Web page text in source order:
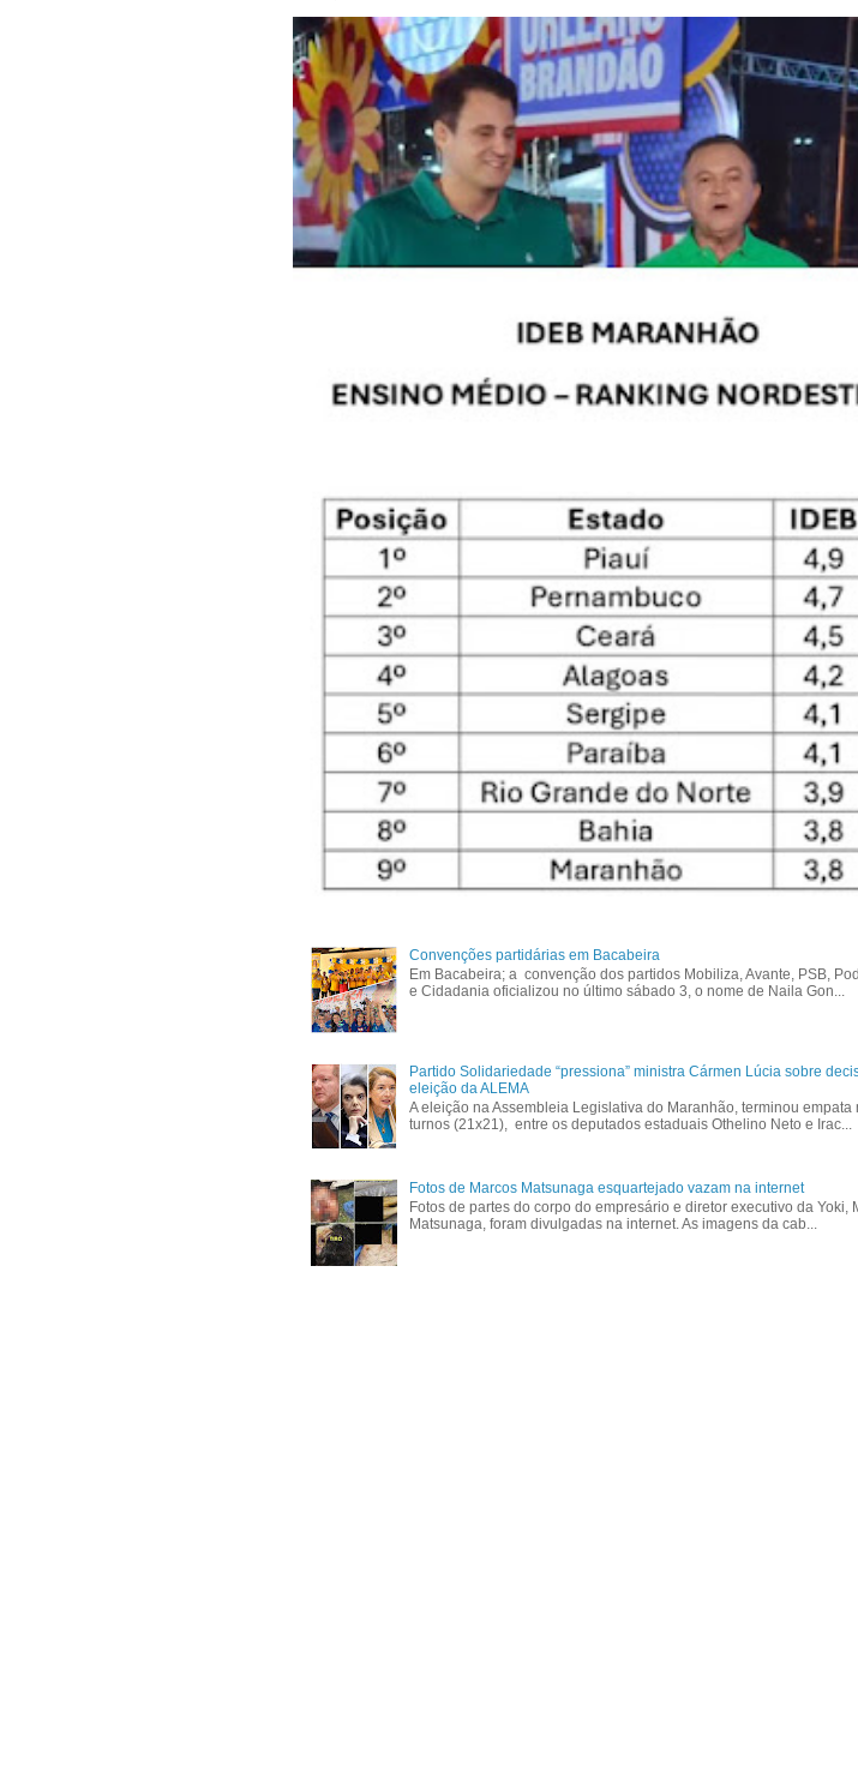
Convenções partidárias em Bacabeira
Em Bacabeira; a convenção dos partidos Mobiliza, Avante, PSB,
e Cidadania oficializou no último sábado 3, o nome de Naila Gon...
Partido Solidariedade “pressiona” ministra Cármen Lúcia sobre
eleição da ALEMA
A eleição na Assembleia Legislativa do Maranhão, terminou empata
turnos (21x21), entre os deputados estaduais Othelino Neto e Irac...
Fotos de Marcos Matsunaga esquartejado vazam na internet
Fotos de partes do corpo do empresário e diretor executivo da Yoki,
Matsunaga, foram divulgadas na internet. As imagens da cab...